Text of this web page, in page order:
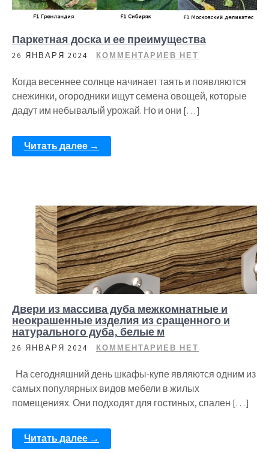
Паркетная доска и ее преимущества
26 ЯНВАРЯ 2024 КОММЕНТАРИЕВ НЕТ
Когда весеннее солнце начинает таять и появляются
снежинки, огородники ищут семена овощей, которые
дадут им небывалый урожай. Но и они […]
Читать далее →
Двери из массива дуба межкомнатные и
неокрашенные изделия из сращенного и
натурального дуба, белые м
26 ЯНВАРЯ 2024 КОММЕНТАРИЕВ НЕТ
На сегодняшний день шкафы-купе являются одним из
самых популярных видов мебели в жилых
помещениях. Они подходят для гостиных, спален […]
Читать далее →